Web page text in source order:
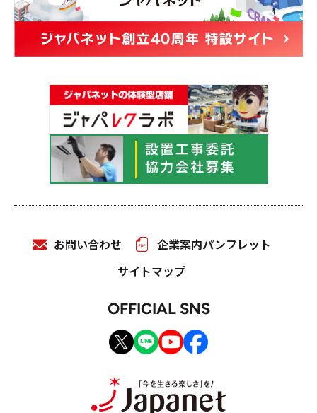
お問い合わせ
企業案内パンフレット
サイトマップ
OFFICIAL SNS